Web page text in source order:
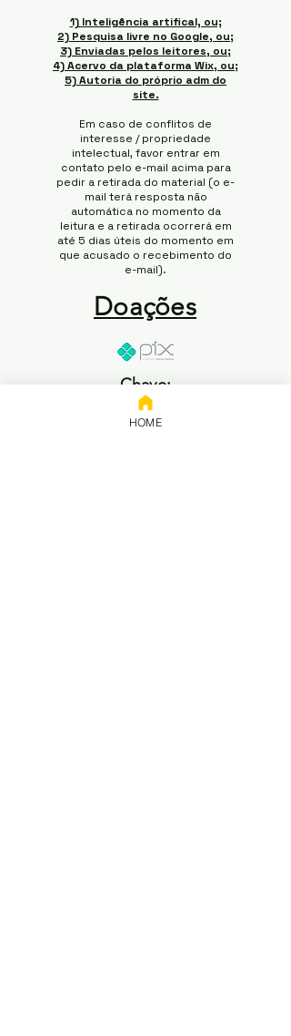
1) Inteligência artifical, ou;
2) Pesquisa livre no Google, ou;
3) Enviadas pelos leitores, ou;
4) Acervo da plataforma Wix, ou;
5) Autoria do próprio adm do
site.
Em caso de conflitos de
interesse / propriedade
intelectual, favor entrar em
contato pelo e-mail acima para
pedir a retirada do material (o e-
mail terá resposta não
automática no momento da
leitura e a retirada ocorrerá em
até 5 dias úteis do momento em
que acusado o recebimento do
e-mail).
Doações
Chave:
65.258.416/0001-50
HOME